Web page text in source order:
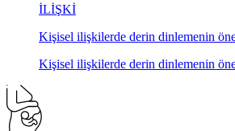
İLİŞKİ
Kişisel ilişkilerde derin dinlemenin
Kişisel ilişkilerde derin dinlemenin